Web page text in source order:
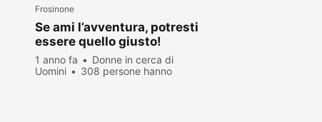
Frosinone
Se ami l’avventura, potresti
essere quello giusto!
1 anno fa
Donne in cerca di
Uomini
308 persone hanno